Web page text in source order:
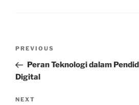
Previous
Post
PREVIOUS
Peran Teknologi dalam
Digital
Next
NEXT